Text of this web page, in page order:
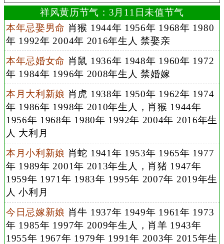
祥风黄历节气：3月11日未值节气
本年忌娶男命 肖猴 1944年 1956年 1968年 1980
年 1992年 2004年 2016年生人 禁娶亲
本年忌婚女命 肖鼠 1936年 1948年 1960年 1972
年 1984年 1996年 2008年生人 禁婚嫁
本月大利新娘 肖虎 1938年 1950年 1962年 1974
年 1986年 1998年 2010年生人，肖猴 1944年
1956年 1968年 1980年 1992年 2004年 2016年生
人 大利月
本月小利新娘 肖蛇 1941年 1953年 1965年 1977
年 1989年 2001年 2013年生人，肖猪 1947年
1959年 1971年 1983年 1995年 2007年 2019年生
人 小利月
今日忌嫁新娘 肖牛 1937年 1949年 1961年 1973
年 1985年 1997年 2009年生人，肖羊 1943年
1955年 1967年 1979年 1991年 2003年 2015年生